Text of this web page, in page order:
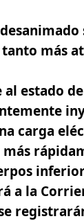
más
estado
carga
a la